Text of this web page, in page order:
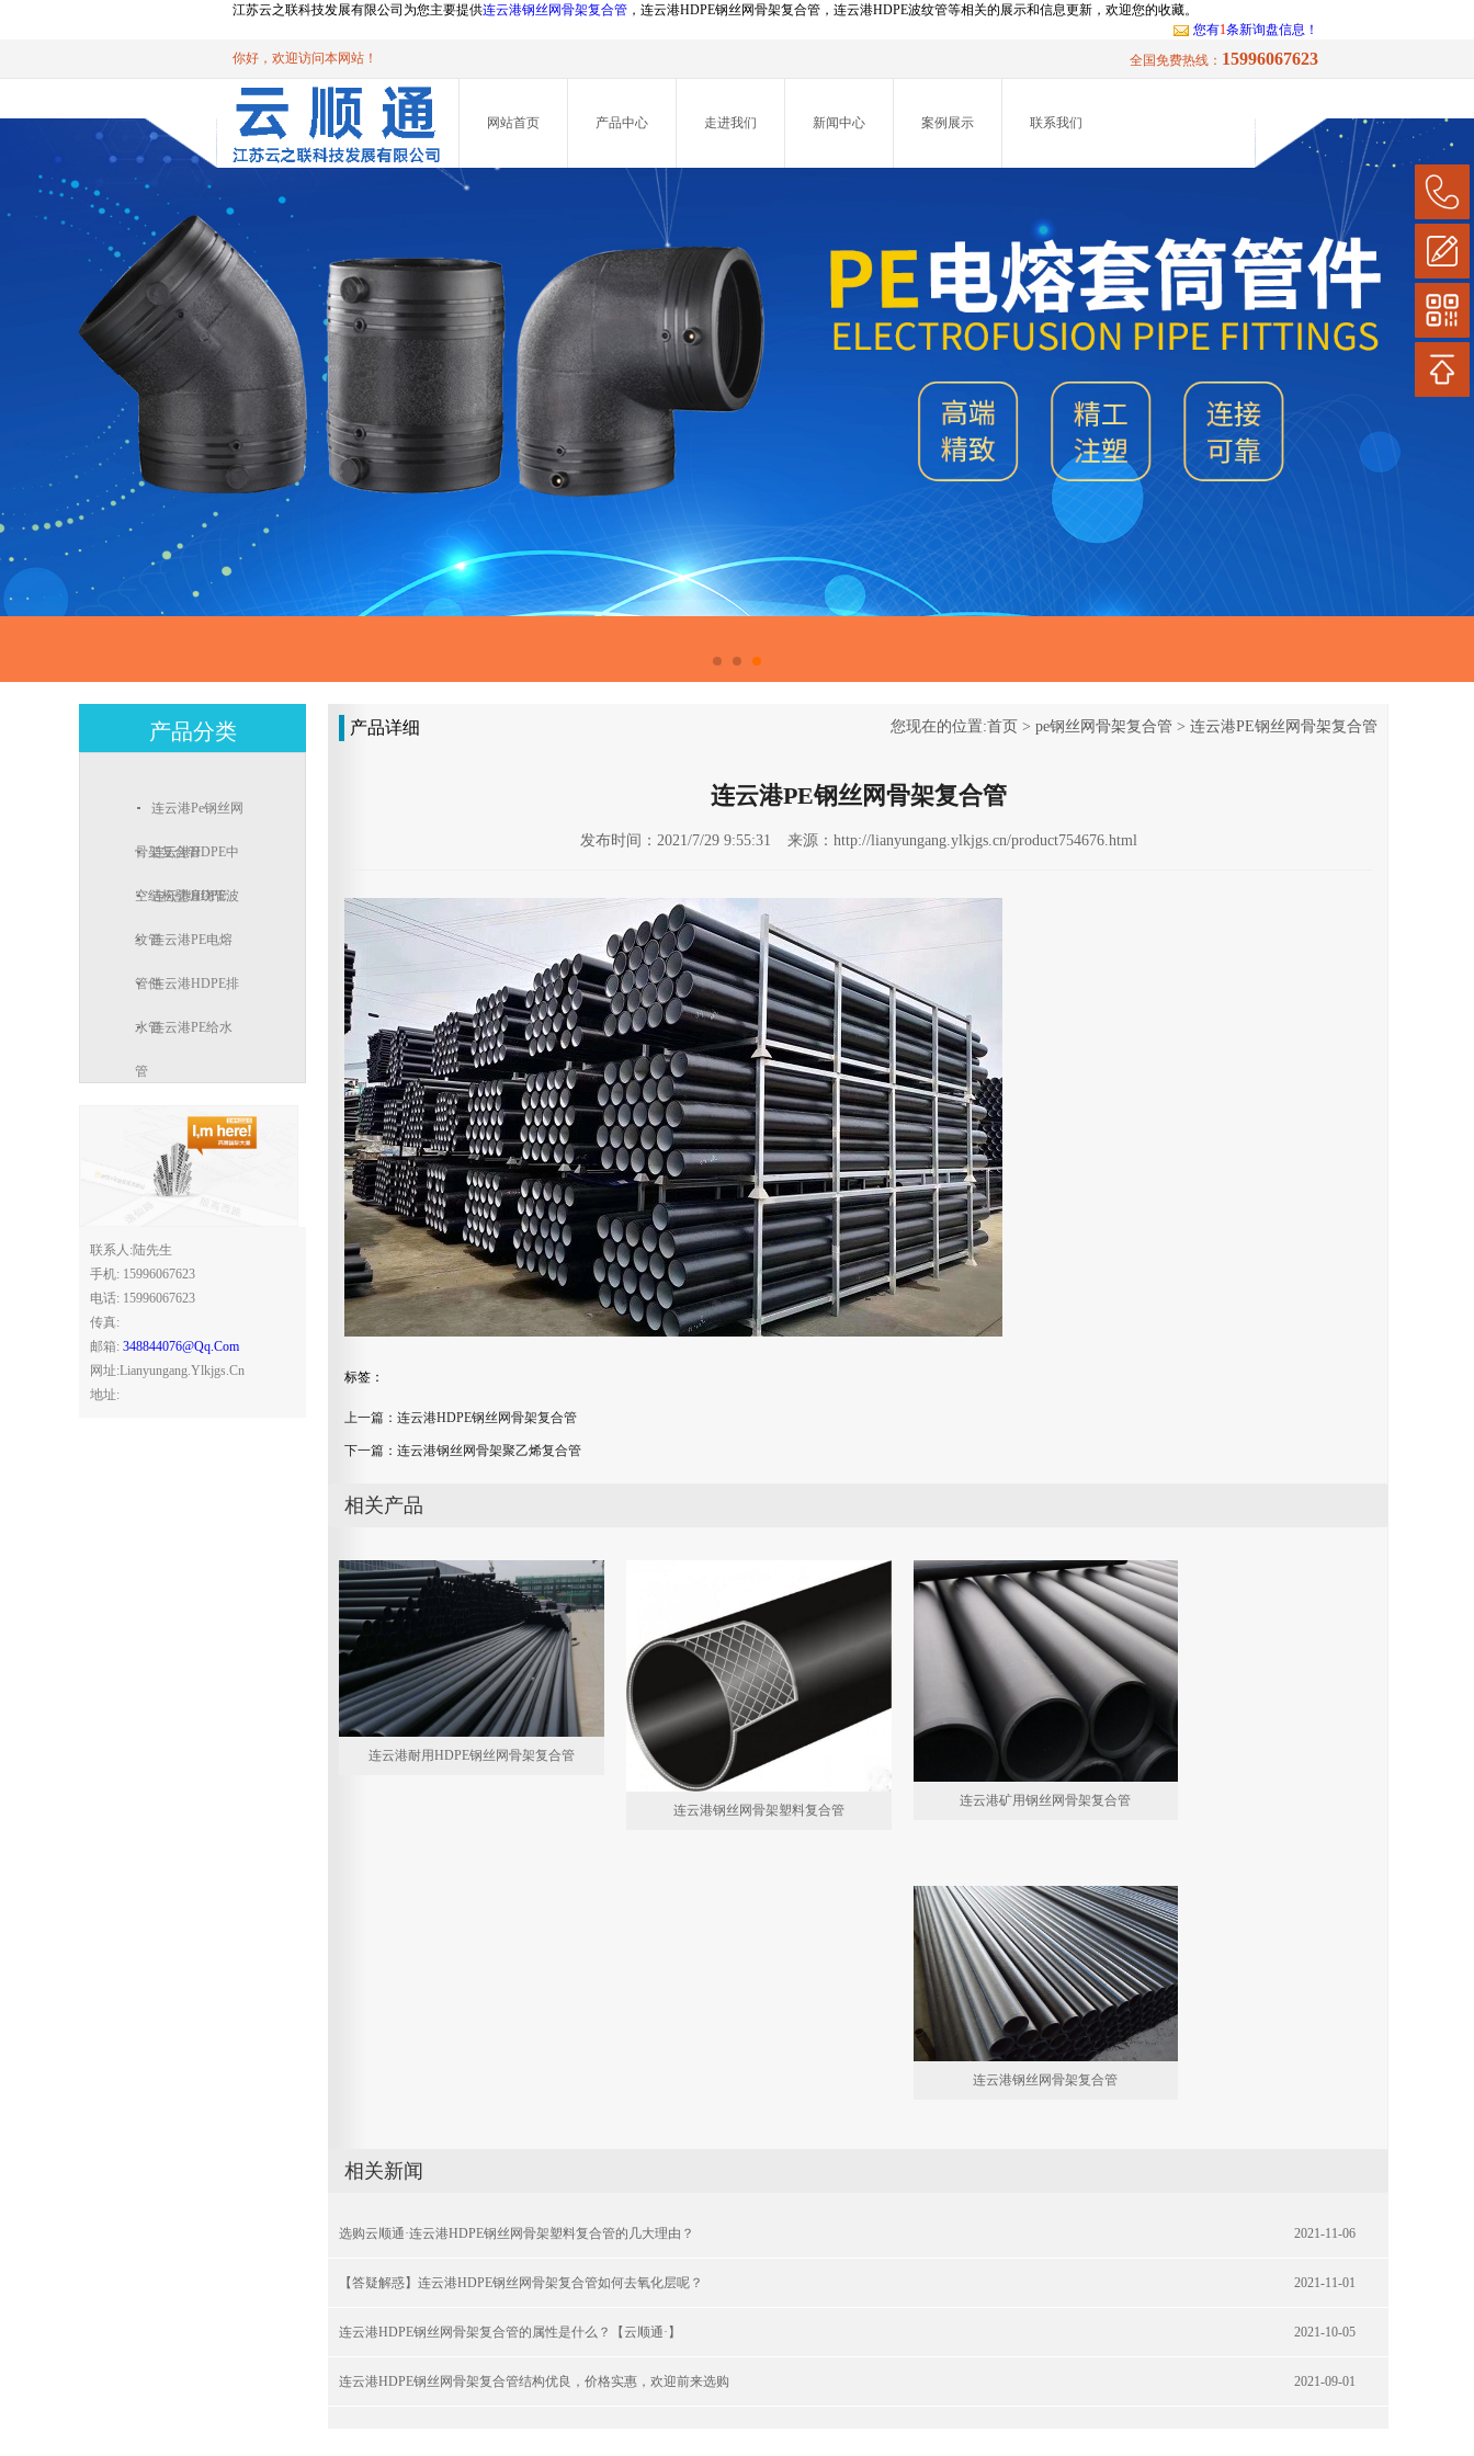
江苏云之联科技发展有限公司为您主要提供连云港钢丝网骨架复合管 ，连云港HDPE钢丝网骨架复合管，连云港HDPE波纹管等相关的展示和信息更新，欢迎您的收藏。
您有1条新询盘信息！
你好，欢迎访问本网站！
全国免费热线： 15996067623
网站首页 产品中心 走进我们 新闻中心 案例展示 联系我们
产品分类
连云港pe钢丝网
骨架复合管
连云港HDPE中
空结构壁缠绕管
连云港HDPE波
纹管连云港PE电熔
管件连云港HDPE排
水管连云港PE给水
管
联系人:陆先生
手机: 15996067623
电话: 15996067623
传真:
邮箱: 348844076@qq.com
网址:lianyungang.ylkjgs.cn
地址:
产品详细 您现在的位置:首页 > pe钢丝网骨架复合管 > 连云港PE钢丝网骨架复合管
连云港PE钢丝网骨架复合管
发布时间：2021/7/29 9:55:31 来源：http://lianyungang.ylkjgs.cn/product754676.html
标签：
上一篇： 连云港HDPE钢丝网骨架复合管
下一篇： 连云港钢丝网骨架聚乙烯复合管
相关产品
连云港耐用HDPE钢丝网骨架复合管
连云港钢丝网骨架塑料复合管
连云港矿用钢丝网骨架复合管
连云港钢丝网骨架复合管
相关新闻
选购云顺通·连云港HDPE钢丝网骨架塑料复合管的几大理由？ 2021-11-06
【答疑解惑】连云港HDPE钢丝网骨架复合管如何去氧化层呢？ 2021-11-01
连云港HDPE钢丝网骨架复合管的属性是什么？【云顺通·】 2021-10-05
连云港HDPE钢丝网骨架复合管结构优良，价格实惠，欢迎前来选购 2021-09-01